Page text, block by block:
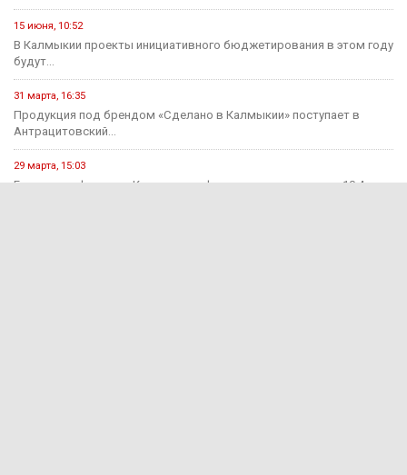
15 июня, 10:52
В Калмыкии проекты инициативного бюджетирования в этом году
будут...
31 марта, 16:35
Продукция под брендом «Сделано в Калмыкии» поступает в
Антрацитовский...
29 марта, 15:03
Годовая инфляция в Калмыкии в феврале ускорилась до 10,4...